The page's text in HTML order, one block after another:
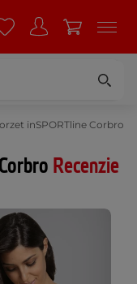
inSPORTline Corbro
Recenzie